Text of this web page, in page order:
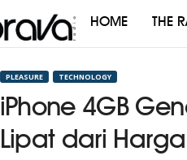
Brava
HOME THE
PLEASURE TECHNOLOGY
iPhone 4GB
Lipat dari